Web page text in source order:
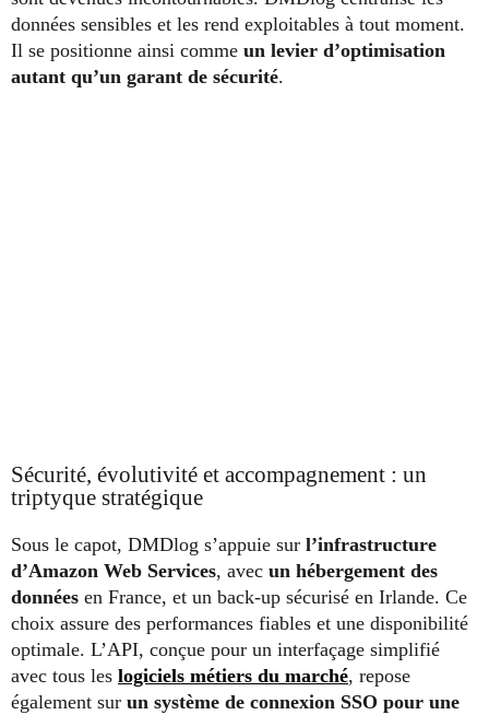
données sensibles et les rend exploitables à tout moment.
Il se positionne ainsi comme un levier d’optimisation
autant qu’un garant de sécurité.
Sécurité, évolutivité et accompagnement : un
triptyque stratégique
Sous le capot, DMDlog s’appuie sur l’infrastructure
d’Amazon Web Services, avec un hébergement des
données en France, et un back-up sécurisé en Irlande. Ce
choix assure des performances fiables et une disponibilité
optimale. L’API, conçue pour un interfaçage simplifié
avec tous les logiciels métiers du marché, repose
également sur un système de connexion SSO pour une